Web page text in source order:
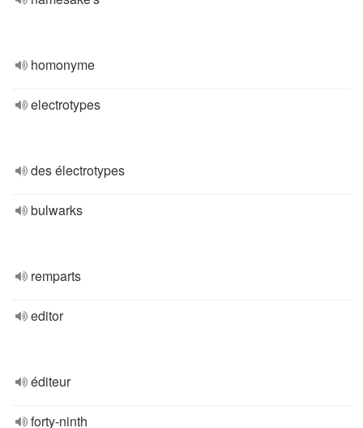
homonyme
electrotypes
des électrotypes
bulwarks
remparts
editor
éditeur
forty-ninth